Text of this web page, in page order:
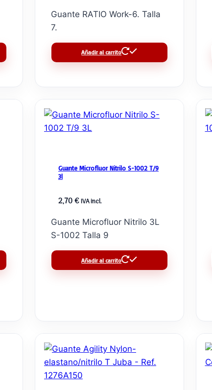
Guante RATIO Work-6. Talla
7.
Añadir al carrito
Guante Microfluor Nitrilo S-1002 T/9
3l
2,70€ IVA incl.
Guante Microfluor Nitrilo 3L
S-1002 Talla 9
Añadir al carrito